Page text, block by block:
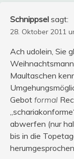
Schnippsel sagt:
28. Oktober 2011
Ach udolein, Sie
Maultaschen
Gebot formal
abwerfen (nur
bis in die
herumgesprochen.